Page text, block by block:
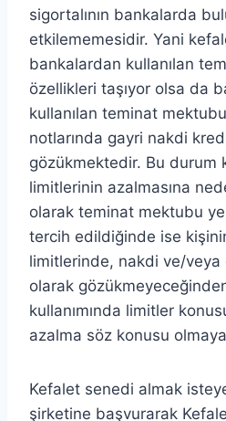
sigortalının bankalarda
etkilememesidir. Yani
bankalardan kullanılan
özellikleri taşıyor olsa da
kullanılan teminat
notlarında gayri nakdi
gözükmektedir. Bu durum
limitlerinin azalmasına
olarak teminat mektubu
tercih edildiğinde ise
limitlerinde, nakdi ve/veya
olarak
kullanımında limitler
azalma söz konusu
Kefalet senedi almak
şirketine başvurarak